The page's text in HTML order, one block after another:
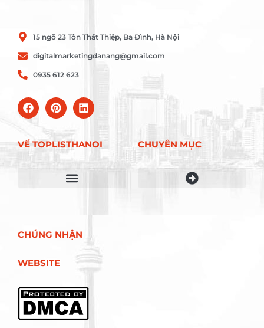
15 ngõ 23 Tôn Thất Thiệp, Ba Đình, Hà Nội
digitalmarketingdanang@gmail.com
0935 612 623
VỀ TOPLISTHANOI
CHÚNG NHẬN
WEBSITE
CHUYÊN MỤC